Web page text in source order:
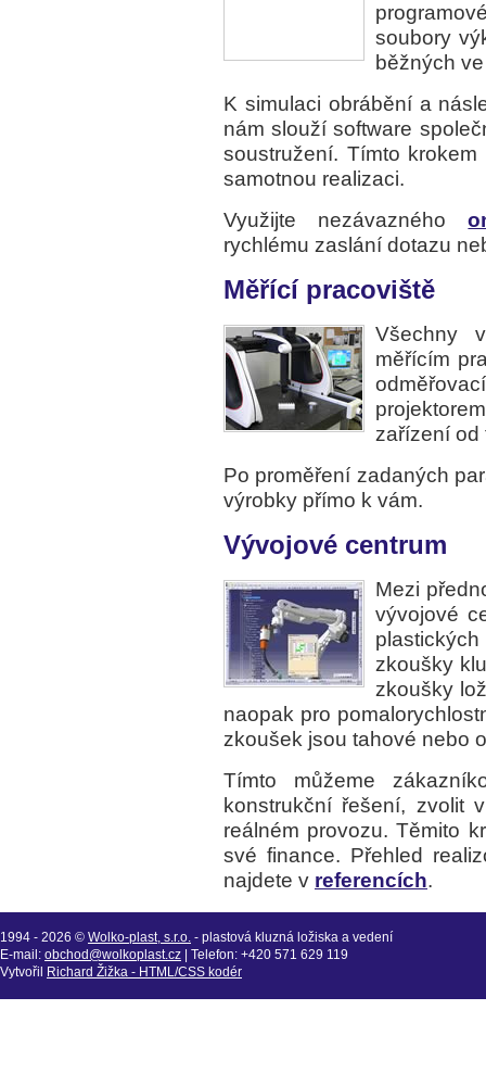
soubory
běžných
K simulaci obrábění a
nám slouží software
soustružení. Tímto
samotnou realizaci.
Využijte nezávazného
rychlému zaslání dotazu
Měřící pracoviště
Všechny
měřícím
zařízení
Po proměření zadaných
výrobky přímo k vám.
Vývojové centrum
Mezi
vývojové
zkoušky
zkoušky
naopak pro
zkoušek jsou tahové nebo
Tímto můžeme
konstrukční řešení, zvolit
reálném provozu. Těmito
své finance. Přehled
najdete v referencích.
1994 - 2026 © Wolko-plast, s.r.o. - plastová kluzná ložiska a vedení
E-mail: obchod@wolkoplast.cz | Telefon: +420 571 629 119
Vytvořil
Richard Žižka - HTML/CSS kodér